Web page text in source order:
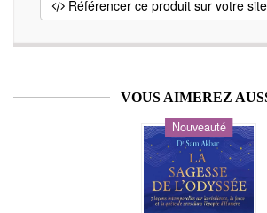
Référencer ce produit sur votre site
VOUS AIMEREZ
Nouveauté